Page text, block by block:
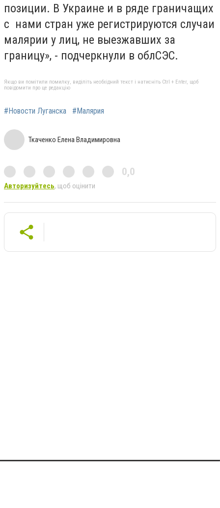
позиции. В Украине и в ряде граничащих
с нами стран уже регистрируются случаи
малярии у лиц, не выезжавших за
границу», - подчеркнули в облСЭС.
Якщо ви помітили помилку, виділіть необхідний текст і натисніть Ctrl + Enter, щоб
повідомити про це редакцію
#Новости Луганска #Малярия
Ткаченко Елена Владимировна
0,0
Авторизуйтесь, щоб оцінити